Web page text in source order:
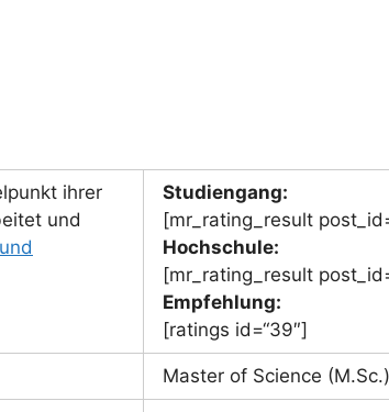
ihrer
und
Studiengang:
[mr_rating_result
Hochschule:
[mr_rating_result
Empfehlung:
[ratings id=“39″]
Master of Science (M.Sc.)